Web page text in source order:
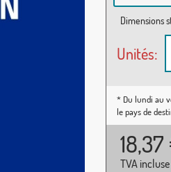
Dimensions
Unités:
* Du lundi au
le pays de
18,37
TVA incluse